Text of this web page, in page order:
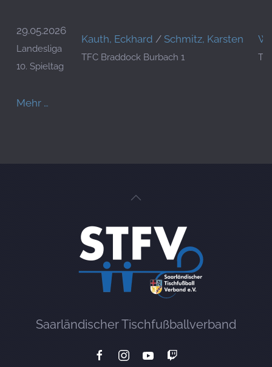
29.05.2026
Landesliga
10. Spieltag
Kauth, Eckhard / Schmitz, Karsten
TFC Braddock Burbach 1
Mehr …
Saarländischer Tischfußballverband